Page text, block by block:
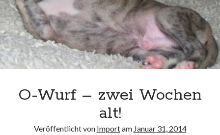
Profil
von
ingrid.krahheiermann
auf
Facebook
anzeigen
Archiv
Archiv
O-Wurf – zwei Wochen
alt!
Veröffentlicht von Importam Januar 31, 2014